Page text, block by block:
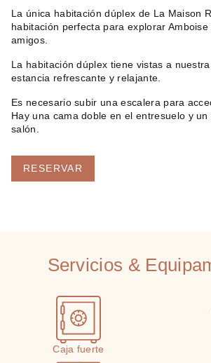
La única habitación dúplex de La Maison
habitación perfecta para explorar
amigos.
La habitación dúplex tiene vistas a
estancia refrescante y relajante.
Es necesario subir una escalera para
Hay una cama doble en el entresuelo y
salón.
RESERVAR
Servicios &
Caja fuerte